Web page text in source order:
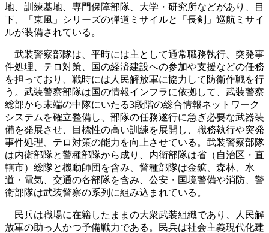
地、訓練基地、専門保障部隊、大学・研究所などがあり、目
下、「東風」シリーズの弾道ミサイルと「長剣」巡航ミサイ
ルが装備されている。
武装警察部隊は、平時には主として通常職務執行、突発事
件処理、テロ対策、国の経済建設への参加や支援などの任務
を担っており、戦時には人民解放軍に協力して防衛作戦を行
う。武装警察部隊は国の情報インフラに依拠して、武装警察
総部から末端の中隊にいたる3段階の総合情報ネットワーク
システムを確立整備し、部隊の任務遂行に急ぎ必要な武器装
備を発展させ、目標性の高い訓練を展開し、職務執行や突発
事件処理、テロ対策の能力を向上させている。武装警察部隊
は内衛部隊と警種部隊から成り、内衛部隊は省（自治区・直
轄市）総隊と機動師団を含み、警種部隊は金鉱、森林、水
道・電気、交通の各部隊を含み、公安・国境警備や消防、警
衛部隊は武装警察の系列に組み込まれている。
民兵は職場に在籍したままの大衆武装組織であり、人民解
放軍の助っ人かつ予備戦力である。民兵は社会主義現代化建